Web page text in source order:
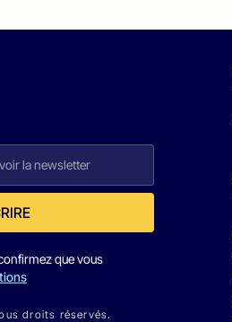
que vous
droits réservés.